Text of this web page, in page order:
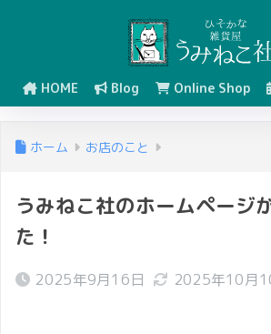
HOME Blog Online Shop
ホーム お店のこと
うみねこ社のホームページ
た！
2025年9月16日 2025年10月